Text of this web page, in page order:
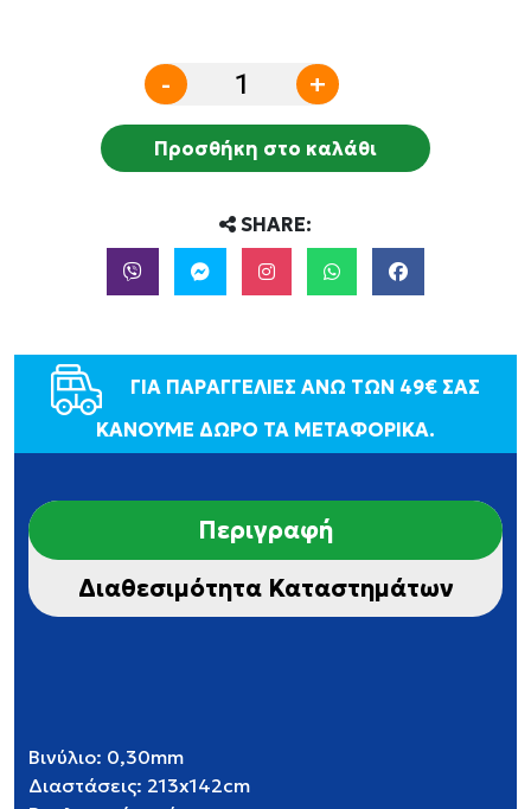
- +
Προσθήκη στο καλάθι
SHARE:
ΓΙΑ ΠΑΡΑΓΓΕΛΙΕΣ ΑΝΩ ΤΩΝ 49€ ΣΑΣ
ΚΑΝΟΥΜΕ ΔΩΡΟ ΤΑ ΜΕΤΑΦΟΡΙΚΑ.
Περιγραφή
Διαθεσιμότητα Καταστημάτων
Βινύλιο: 0,30mm
Διαστάσεις: 213x142cm